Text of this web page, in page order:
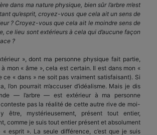
dans ma nature physique, bien sûr l’arbre m’est
qu’esprit, croyez-vous que cela ait un sens de
? Croyez-vous que cela ait le moindre sens de
ce lieu sont extérieurs à cela qui d’aucune façon
?
», dont ma personne physique fait partie,
à mon « âme », cela est certain. Il est dans mon «
ce « dans » ne soit pas vraiment satisfaisant). Si
l’on pourrait m’accuser d’idéalisme. Mais je dis
— l’arbre — est extérieur à ma personne
pas la réalité de cette autre rive de moi-
être, mystérieusement, présent tout entier,
comme je suis tout entier présent et absolument
esprit ». La seule différence, c’est que je suis